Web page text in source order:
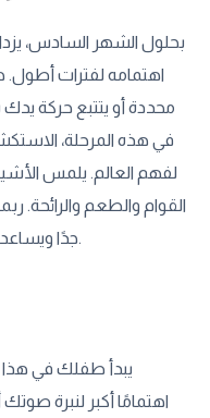
بحلول الشهر السادس،
اهتمامه لفترات
محددة أو يتتبع حركة
في هذه المرحلة،
لفهم العالم. يلمس
القوام والطعم والرائحة.
جدًا ويساعده على التعرف على بيئته بشكل أفضل.
يبدأ طفلك في هذا
اهتمامًا أكبر لنبرة